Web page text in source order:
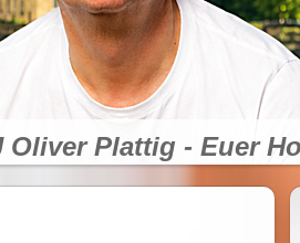
Oliver Plattig - Euer